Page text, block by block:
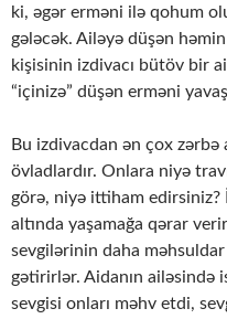
ki, əgər erməni ilə qohum
gələcək. Ailəyə düşən
kişisinin izdivacı bütöv bir
“içinizə” düşən erməni
Bu izdivacdan ən çox
övladlardır. Onlara niyə
görə, niyə ittiham edirsiniz?
altında yaşamağa qərar
sevgilərinin daha
gətirirlər. Aidanın ailəsində
sevgisi onları məhv etdi,